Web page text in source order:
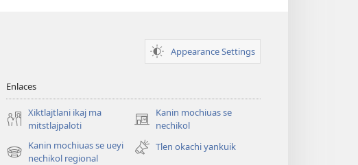
Appearance Settings
Enlaces
Xiktlajtlani ikaj ma
mitstlajpaloti
Kanin mochiuas se
nechikol
(xiktlapo
okse
ventana)
Kanin mochiuas se ueyi
nechikol regional
(xiktlapo
Tlen okachi yankuik